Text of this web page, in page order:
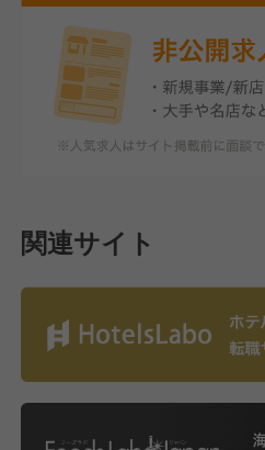
関連サイト